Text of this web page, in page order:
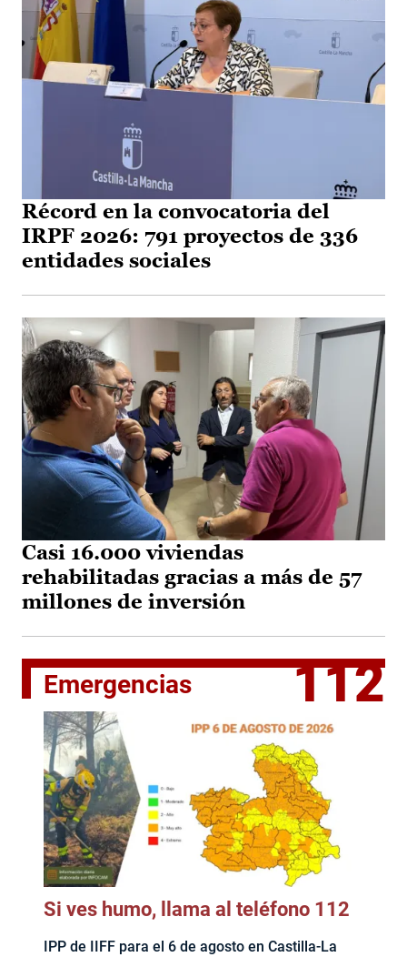
Récord en la convocatoria del
IRPF 2026: 791 proyectos de 336
entidades sociales
Casi 16.000 viviendas
rehabilitadas gracias a más de 57
millones de inversión
Emergencias 112
Si ves humo, llama al teléfono 112
IPP de IIFF para el 6 de agosto en Castilla-La